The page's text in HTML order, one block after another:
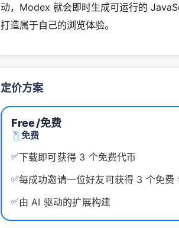
动，Modex 就会即时生成可运行的
打造属于自己的浏览体验。
定价方案
Free/免费
免费
✅下载即可获得 3 个免费代币
✅每成功邀请一位好友可获得 3 个免费
✅由 AI 驱动的扩展构建